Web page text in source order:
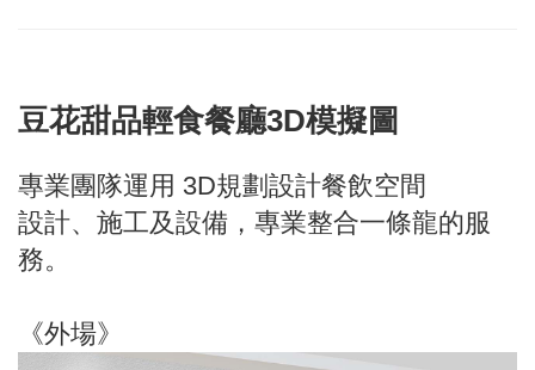
豆花甜品輕食餐廳3D模擬圖
專業團隊運用 3D規劃設計餐飲空間
設計、施工及設備，專業整合一條龍的服
務。
《外場》